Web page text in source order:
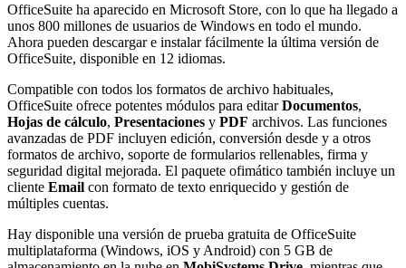
OfficeSuite ha aparecido en Microsoft Store, con lo que ha llegado a
unos 800 millones de usuarios de Windows en todo el mundo.
Ahora pueden descargar e instalar fácilmente la última versión de
OfficeSuite, disponible en 12 idiomas.
Compatible con todos los formatos de archivo habituales,
OfficeSuite ofrece potentes módulos para editarDocumentos,
Hojas de cálculo, Presentaciones y PDF archivos. Las funciones
avanzadas de PDF incluyen edición, conversión desde y a otros
formatos de archivo, soporte de formularios rellenables, firma y
seguridad digital mejorada. El paquete ofimático también incluye un
cliente Email con formato de texto enriquecido y gestión de
múltiples cuentas.
Hay disponible una versión de prueba gratuita de OfficeSuite
multiplataforma (Windows, iOS y Android) con 5 GB de